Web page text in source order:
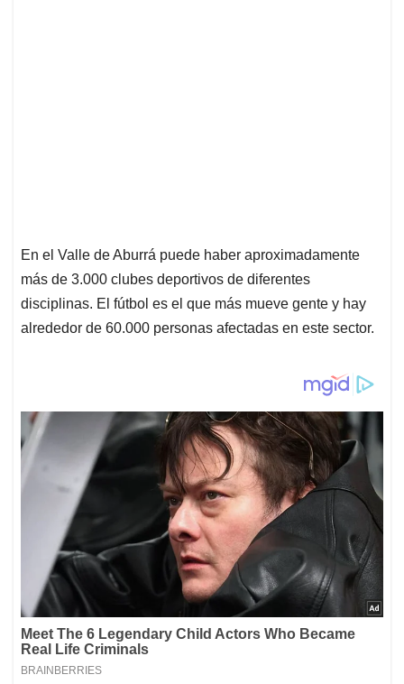
En el Valle de Aburrá puede haber aproximadamente
más de 3.000 clubes deportivos de diferentes
disciplinas. El fútbol es el que más mueve gente y hay
alrededor de 60.000 personas afectadas en este sector.